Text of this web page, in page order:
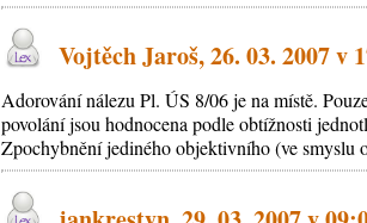
Vojtěch Jaroš, 26. 03. 2007 v
Adorování nálezu Pl. ÚS 8/06 je na místě.
povolání jsou hodnocena podle obtížnosti
Zpochybnění jediného objektivního (ve smyslu